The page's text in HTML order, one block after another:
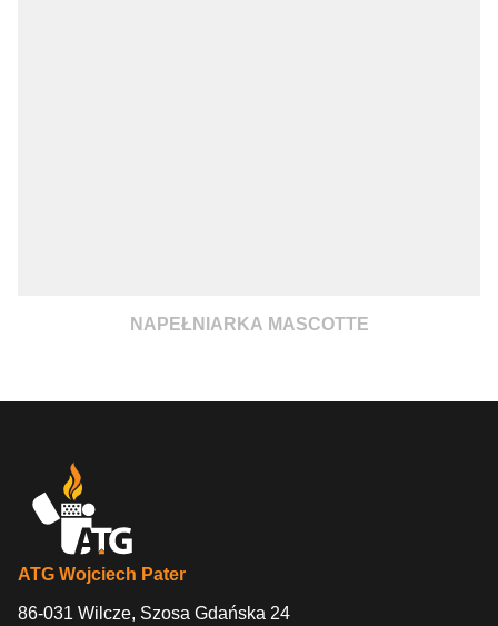
NAPEŁNIARKA MASCOTTE
ATG Wojciech Pater
86-031 Wilcze, Szosa Gdańska 24